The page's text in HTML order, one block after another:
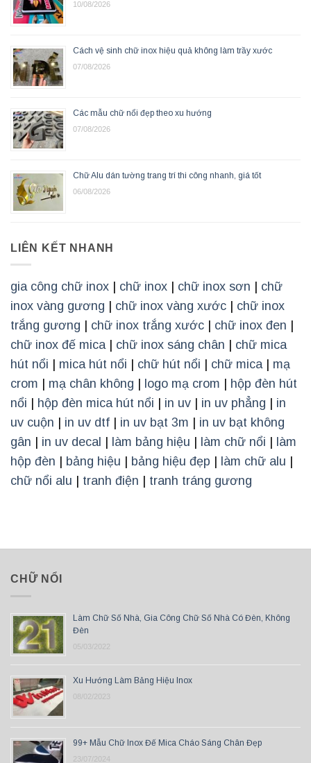
10/08/2026
Cách vệ sinh chữ inox hiệu quả không làm trầy xước
07/08/2026
Các mẫu chữ nổi đẹp theo xu hướng
07/08/2026
Chữ Alu dán tường trang trí thi công nhanh, giá tốt
06/08/2026
LIÊN KẾT NHANH
gia công chữ inox chữ inox chữ inox sơn
chữ
inox vàng gương
chữ inox vàng xước
chữ inox
trắng gương
chữ inox trắng xước chữ inox đen
chữ inox đế mica| chữ inox sáng chân
chữ mica
hút nổi
mica hút nổi chữ hút nổi chữ mica| mạ
crom
mạ chân không logo mạ crom
hộp đèn hút
nổi
hộp đèn mica hút nổi in uv in uv phẳng
in
uv cuộn
in uv dtf in uv bạt 3m
in uv bạt không
gân
in uv decal làm bảng hiệu làm chữ nổi
làm
hộp đèn
bảng hiệu bảng hiệu đẹp làm chữ alu
chữ nổi alu
tranh điện tranh tráng gương
CHỮ NỔI
Làm Chữ Số Nhà, Gia Công Chữ Số Nhà Có Đèn, Không
Đèn
05/03/2022
Xu Hướng Làm Bảng Hiệu Inox
08/02/2023
99+ Mẫu Chữ Inox Đế Mica Cháo Sáng Chân Đẹp
23/07/2024